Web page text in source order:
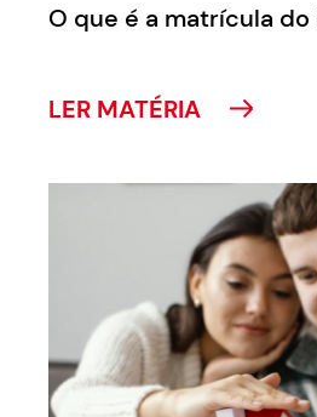
O que é a matrícula do
LER MATÉRIA